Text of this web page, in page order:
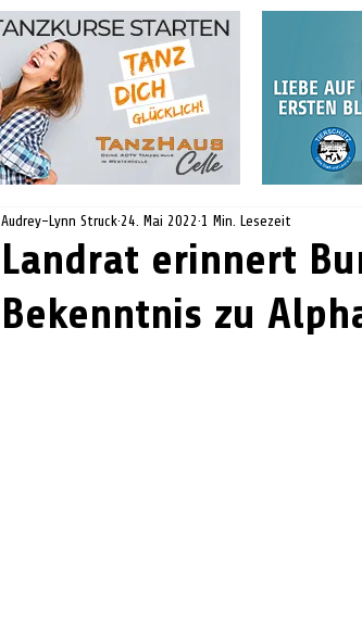
Landrat erinnert
Bekenntnis zu
Audrey-Lynn Struck 24. Mai 2022 1 Min. Lesezeit